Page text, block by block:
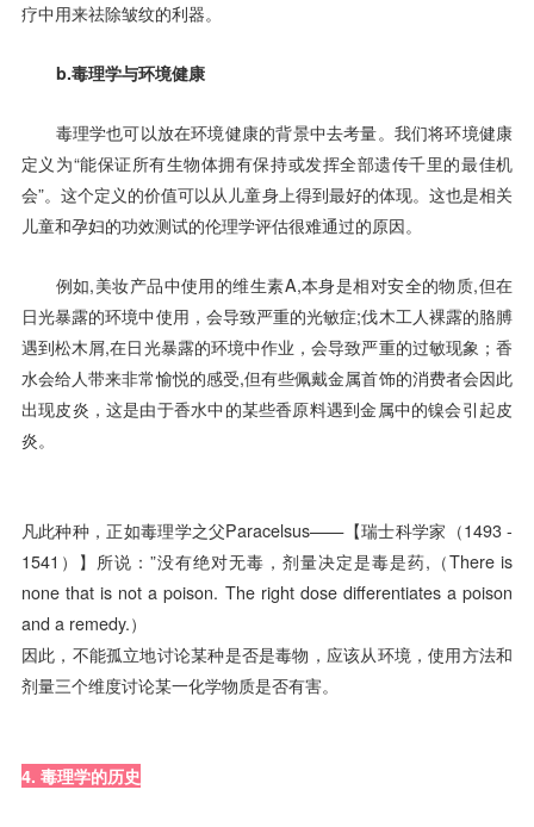
疗中用来祛除皱纹的利器。
b.毒理学与环境健康
毒理学也可以放在环境健康的背景中去考量。我们将环境健康
定义为“能保证所有生物体拥有保持或发挥全部遗传千里的最佳机
会”。这个定义的价值可以从儿童身上得到最好的体现。这也是相关
儿童和孕妇的功效测试的伦理学评估很难通过的原因。
例如,美妆产品中使用的维生素A,本身是相对安全的物质,但在
日光暴露的环境中使用，会导致严重的光敏症;伐木工人裸露的胳膊
遇到松木屑,在日光暴露的环境中作业，会导致严重的过敏现象；香
水会给人带来非常愉悦的感受,但有些佩戴金属首饰的消费者会因此
出现皮炎，这是由于香水中的某些香原料遇到金属中的镍会引起皮
炎。
凡此种种，正如毒理学之父Paracelsus——【瑞士科学家（1493 -
1541）】所说：”没有绝对无毒，剂量决定是毒是药,（There is
none that is not a poison. The right dose differentiates a poison
and a remedy.）
因此，不能孤立地讨论某种是否是毒物，应该从环境，使用方法和
剂量三个维度讨论某一化学物质是否有害。
4. 毒理学的历史